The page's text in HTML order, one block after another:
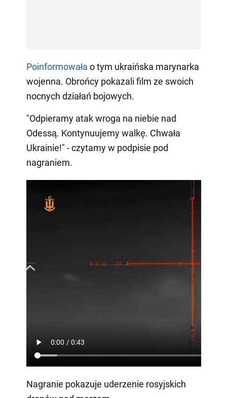
Poinformowała o tym ukraińska marynarka
wojenna. Obrońcy pokazali film ze swoich
nocnych działań bojowych.
"Odpieramy atak wroga na niebie nad
Odessą. Kontynuujemy walkę. Chwała
Ukrainie!" - czytamy w podpisie pod
nagraniem.
Nagranie pokazuje uderzenie rosyjskich